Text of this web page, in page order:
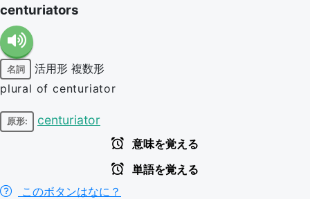
centuriators
名詞 活用形 複数形
plural of centuriator
原形: centuriator
意味を覚える
単語を覚える
このボタンはなに？